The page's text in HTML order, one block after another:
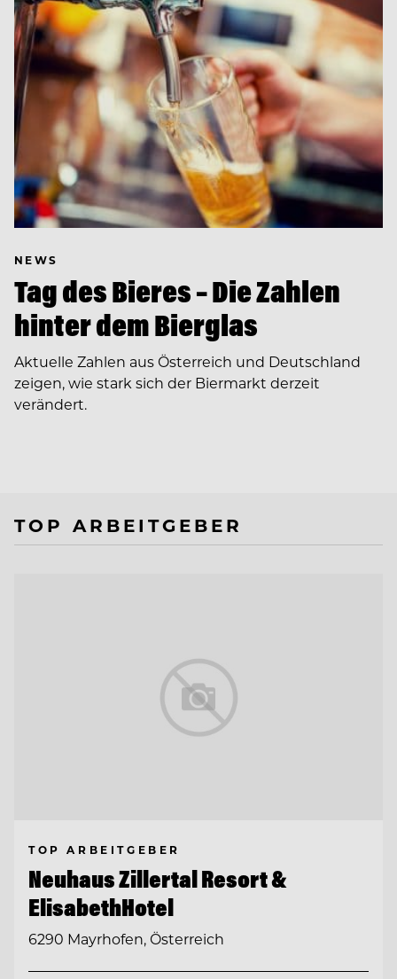
NEWS
Tag des Bieres – Die Zahlen
hinter dem Bierglas
Aktuelle Zahlen aus Österreich und Deutschland
zeigen, wie stark sich der Biermarkt derzeit
verändert.
TOP ARBEITGEBER
TOP ARBEITGEBER
Neuhaus Zillertal Resort &
ElisabethHotel
6290 Mayrhofen, Österreich